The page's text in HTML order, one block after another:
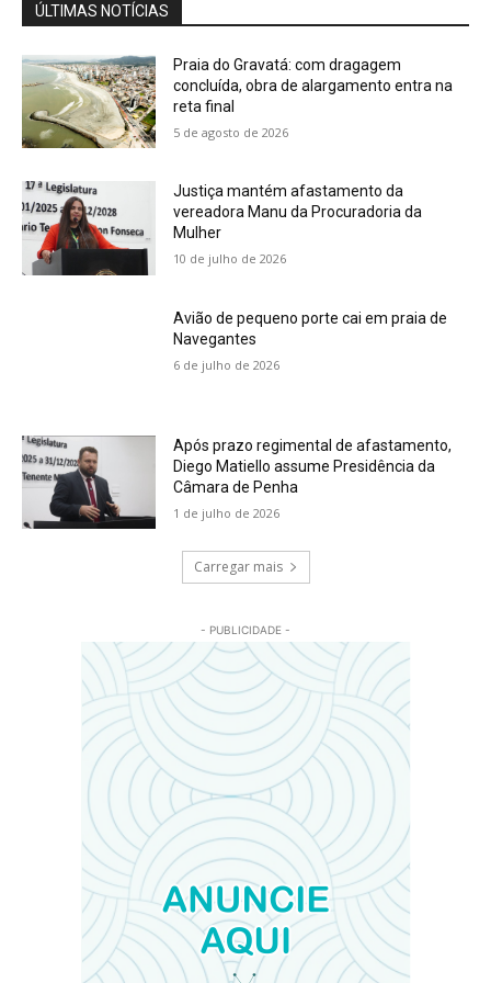
ÚLTIMAS NOTÍCIAS
Praia do Gravatá: com dragagem
concluída, obra de alargamento entra na
reta final
5 de agosto de 2026
Justiça mantém afastamento da
vereadora Manu da Procuradoria da
Mulher
10 de julho de 2026
Avião de pequeno porte cai em praia de
Navegantes
6 de julho de 2026
Após prazo regimental de afastamento,
Diego Matiello assume Presidência da
Câmara de Penha
1 de julho de 2026
Carregar mais
- PUBLICIDADE -